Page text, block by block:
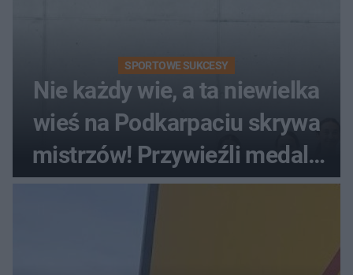
SPORTOWE SUKCESY
Nie każdy wie, a ta niewielka
wieś na Podkarpaciu skrywa
mistrzów! Przywieźli medale
z mistrzostw Europy